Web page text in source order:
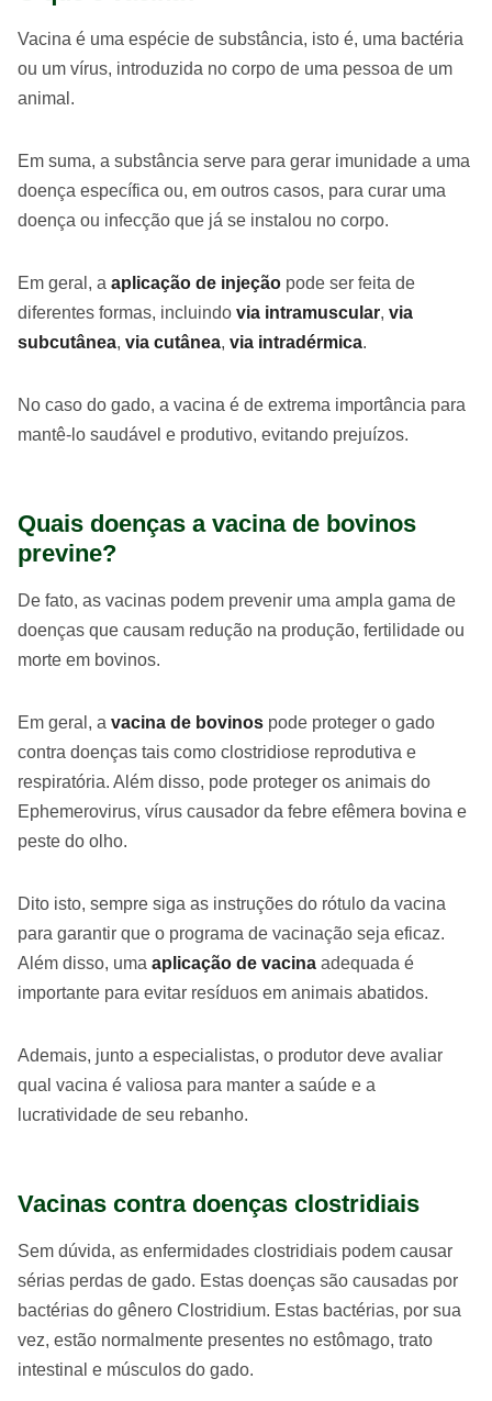
Vacina é uma espécie de substância, isto é, uma bactéria
ou um vírus, introduzida no corpo de uma pessoa de um
animal.
Em suma, a substância serve para gerar imunidade a uma
doença específica ou, em outros casos, para curar uma
doença ou infecção que já se instalou no corpo.
Em geral, a aplicação de injeção pode ser feita de
diferentes formas, incluindo via intramuscular, via
subcutânea, via cutânea, via intradérmica.
No caso do gado, a vacina é de extrema importância para
mantê-lo saudável e produtivo, evitando prejuízos.
Quais doenças a vacina de bovinos
previne?
De fato, as vacinas podem prevenir uma ampla gama de
doenças que causam redução na produção, fertilidade ou
morte em bovinos.
Em geral, a vacina de bovinos pode proteger o gado
contra doenças tais como clostridiose reprodutiva e
respiratória. Além disso, pode proteger os animais do
Ephemerovirus, vírus causador da febre efêmera bovina e
peste do olho.
Dito isto, sempre siga as instruções do rótulo da vacina
para garantir que o programa de vacinação seja eficaz.
Além disso, uma aplicação de vacina adequada é
importante para evitar resíduos em animais abatidos.
Ademais, junto a especialistas, o produtor deve avaliar
qual vacina é valiosa para manter a saúde e a
lucratividade de seu rebanho.
Vacinas contra doenças clostridiais
Sem dúvida, as enfermidades clostridiais podem causar
sérias perdas de gado. Estas doenças são causadas por
bactérias do gênero Clostridium. Estas bactérias, por sua
vez, estão normalmente presentes no estômago, trato
intestinal e músculos do gado.